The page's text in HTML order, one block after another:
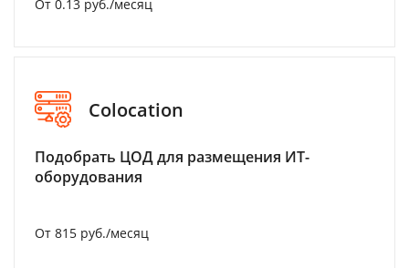
От 0.13 руб./месяц
Colocation
Подобрать ЦОД для размещения ИТ-
оборудования
От 815 руб./месяц